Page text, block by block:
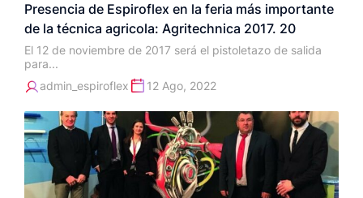
Presencia de Espiroflex en la feria más importante
de la técnica agricola: Agritechnica 2017. 20
El 12 de noviembre de 2017 será el pistoletazo de salida
para...
admin_espiroflex
12 Ago, 2022